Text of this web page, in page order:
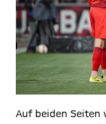
Auf beiden Seiten